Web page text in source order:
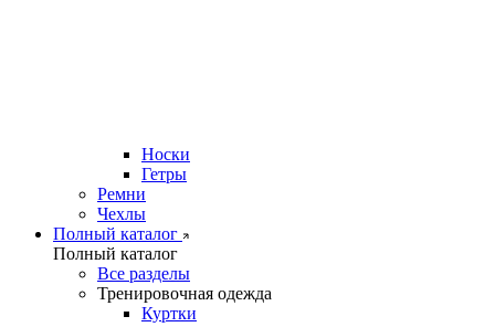
Носки
Гетры
Ремни
Чехлы
Полный каталог
Полный каталог
Все разделы
Тренировочная одежда
Куртки